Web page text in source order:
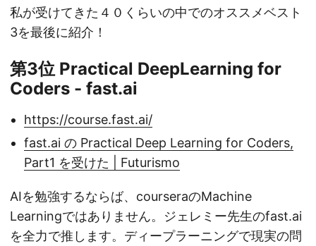
私が受けてきた４０くらいの中でのオススメベスト
3を最後に紹介！
第3位 Practical DeepLearning for
Coders - fast.ai
https://course.fast.ai/
fast.ai の Practical Deep Learning for Coders,
Part1 を受けた | Futurismo
AIを勉強するならば、courseraのMachine
Learningではありません。ジェレミー先生のfast.ai
を全力で推します。ディープラーニングで現実の問